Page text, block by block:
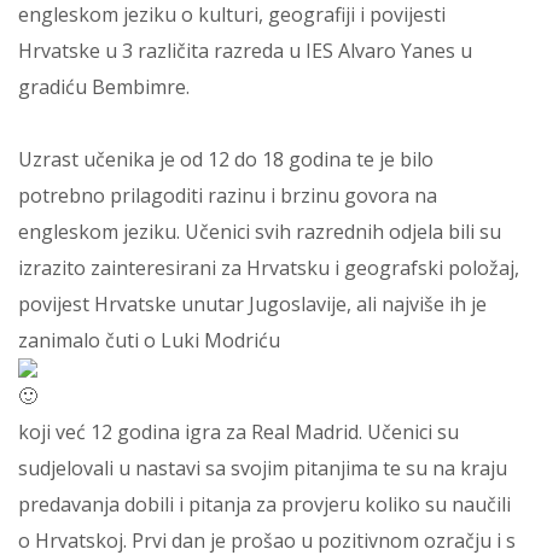
engleskom jeziku o kulturi, geografiji i povijesti
Hrvatske u 3 različita razreda u IES Alvaro Yanes u
gradiću Bembimre.
Uzrast učenika je od 12 do 18 godina te je bilo
potrebno prilagoditi razinu i brzinu govora na
engleskom jeziku. Učenici svih razrednih odjela bili su
izrazito zainteresirani za Hrvatsku i geografski položaj,
povijest Hrvatske unutar Jugoslavije, ali najviše ih je
zanimalo čuti o Luki Modriću
koji već 12 godina igra za Real Madrid. Učenici su
sudjelovali u nastavi sa svojim pitanjima te su na kraju
predavanja dobili i pitanja za provjeru koliko su naučili
o Hrvatskoj. Prvi dan je prošao u pozitivnom ozračju i s